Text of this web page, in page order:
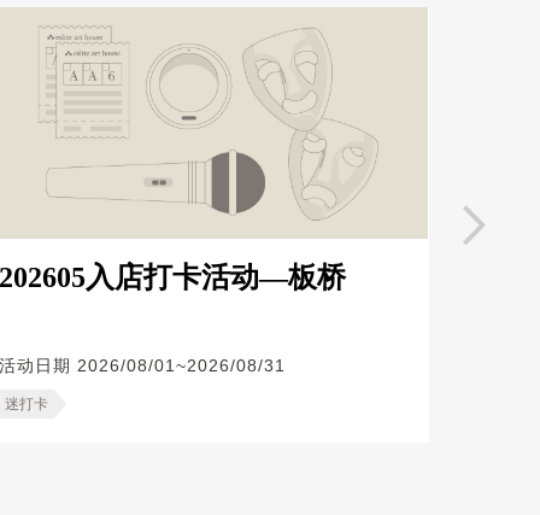
202605入店打卡活动—板桥
活动日期 2026/08/01~2026/08/31
迷打卡